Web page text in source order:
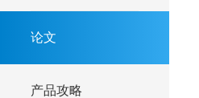
论文
产品攻略